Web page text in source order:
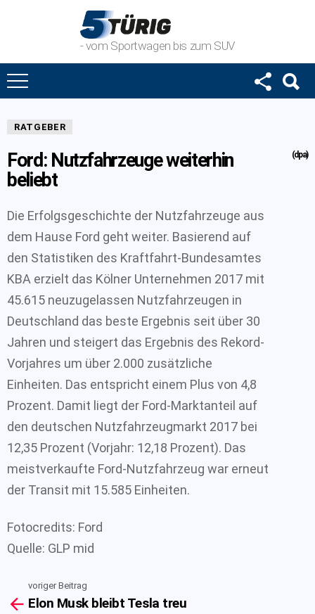
- vom Sportwagen bis zum SUV
RATGEBER
Ford: Nutzfahrzeuge weiterhin
beliebt
(dpa)
Die Erfolgsgeschichte der Nutzfahrzeuge aus
dem Hause Ford geht weiter. Basierend auf
den Statistiken des Kraftfahrt-Bundesamtes
KBA erzielt das Kölner Unternehmen 2017 mit
45.615 neuzugelassen Nutzfahrzeugen in
Deutschland das beste Ergebnis seit über 30
Jahren und steigert das Ergebnis des Rekord-
Vorjahres um über 2.000 zusätzliche
Einheiten. Das entspricht einem Plus von 4,8
Prozent. Damit liegt der Ford-Marktanteil auf
den deutschen Nutzfahrzeugmarkt 2017 bei
12,35 Prozent (Vorjahr: 12,18 Prozent). Das
meistverkaufte Ford-Nutzfahrzeug war erneut
der Transit mit 15.585 Einheiten.
Fotocredits: Ford
Quelle: GLP mid
more
voriger Beitrag
Elon Musk bleibt Tesla treu